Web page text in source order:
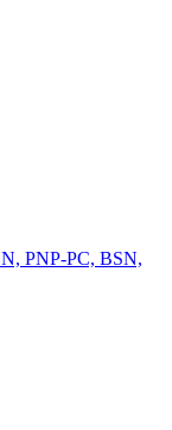
PNP-PC, BSN,